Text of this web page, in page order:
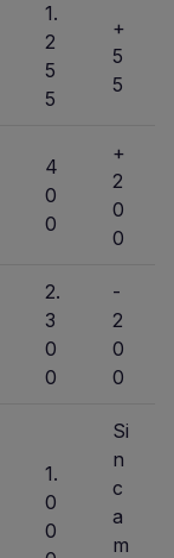
1.
2
5
5
+
5
5
4
0
0
+
2
0
0
2.
3
0
0
-
2
0
0
1.
0
0
Si
n
c
a
m